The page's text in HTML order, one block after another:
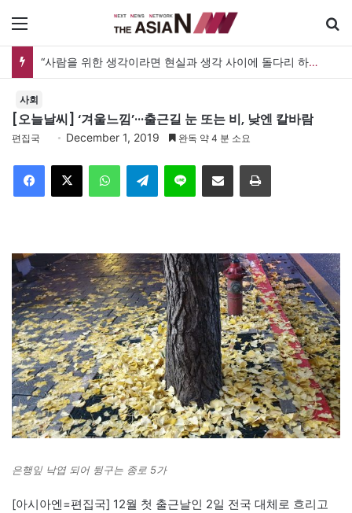
“사람을 위한 생각이라면 현실과 생각 사이에 돌다리 하나는 놓아야 하지 않을까”
사회
[오늘날씨] ‘겨울느낌’···출근길 눈 또는 비, 낮엔 칼바람
편집국 December 1, 2019 완독 약 4 분 소요
Telegram 이메일
은행잎 낙엽 되어 뒹구는 종로 5가
[아시아엔=편집국] 12월 첫 출근날인 2일 전국 대체로 흐리고